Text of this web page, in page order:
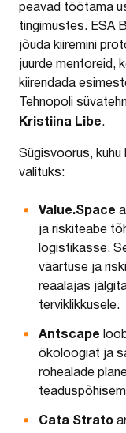
peavad töötama
tingimustes. ESA
jõuda kiiremini
juurde mentoreid,
kiirendada
Tehnopoli
Kristiina Libe.
Sügisvoorus,
valituks:
Value.Space
ja riskiteabe
logistikasse.
väärtuse ja
reaalajas
terviklikkusele.
Antscape
ökoloogiat ja
rohealade
Cata Strato